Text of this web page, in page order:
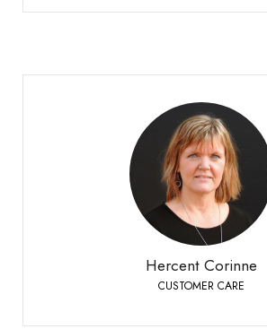
Hercent Corinne
CUSTOMER CARE
Hercent Corinne
CUSTOMER CARE
Bioley-Orjulaz
Telefon:
+41 21 977 20 00